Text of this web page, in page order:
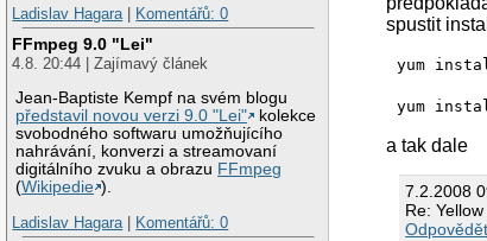
Ladislav Hagara
Komentářů: 0
FFmpeg 9.0 "Lei"
4.8. 20:44 | Zajímavý článek
Jean-Baptiste Kempf na svém blogu
představil novou verzi 9.0 "Lei"
kolekce
svobodného softwaru umožňujícího
nahrávání, konverzi a streamovaní
digitálního zvuku a obrazu FFmpeg
(Wikipedie ).
Ladislav Hagara
Komentářů: 0
spustit
yum
yum
a tak dale
7.2.2008
Re:
Odpovědět